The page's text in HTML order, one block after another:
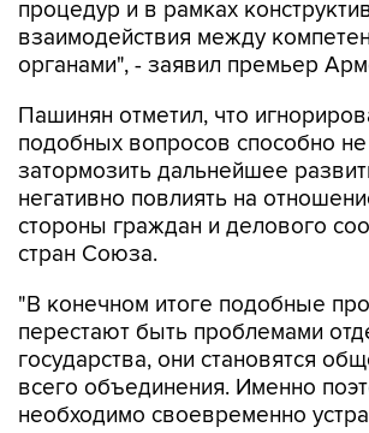
процедур и в рамках
взаимодействия между
органами", - заявил премьер
Пашинян отметил, что
подобных вопросов способно не
затормозить дальнейшее
негативно повлиять на
стороны граждан и делового
стран Союза.
"В конечном итоге подобные
перестают быть проблемами
государства, они становятся
всего объединения. Именно
необходимо своевременно